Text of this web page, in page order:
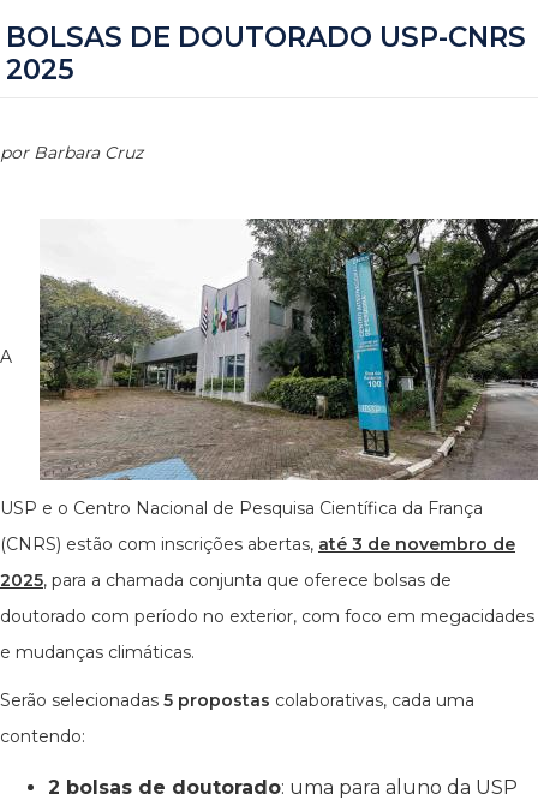
BOLSAS DE DOUTORADO USP-CNRS
2025
por Barbara Cruz
A
USP e o Centro Nacional de Pesquisa Científica da França
(CNRS) estão com inscrições abertas, até 3 de novembro de
2025, para a chamada conjunta que oferece bolsas de
doutorado com período no exterior, com foco em megacidades
e mudanças climáticas.
Serão selecionadas 5 propostas colaborativas, cada uma
contendo:
2 bolsas de doutorado: uma para aluno da USP